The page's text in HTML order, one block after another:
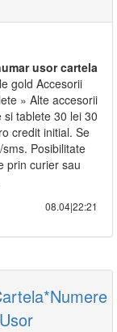
usor cartela
gold Accesorii
» Alte accesorii
tablete 30 lei 30
credit initial. Se
Posibilitate
prin curier sau
08.04|22:21